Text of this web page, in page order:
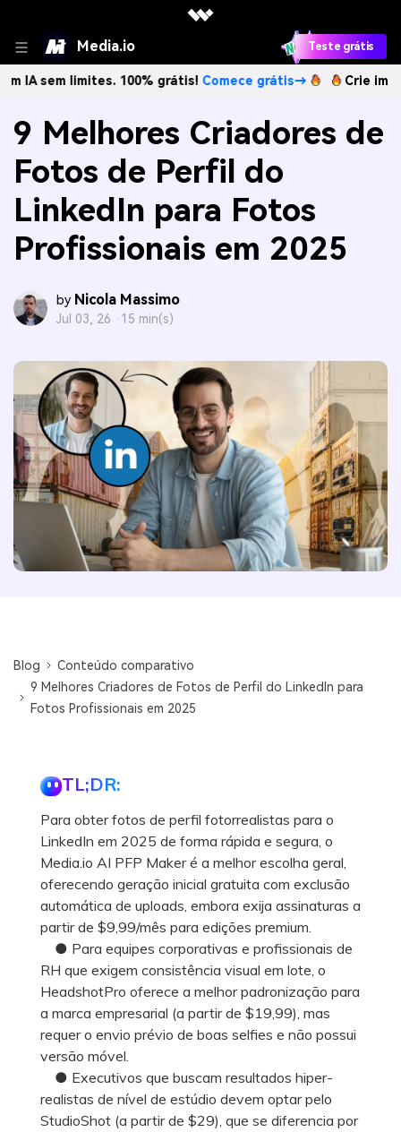
Media.io Teste grátis
limites. 100% grátis!Comece grátis→ Crie imagens com
9 Melhores Criadores de
Fotos de Perfil do
LinkedIn para Fotos
Profissionais em 2025
by Nicola Massimo
Jul 03, 26 · 15 min(s)
Blog
Conteúdo comparativo
9 Melhores Criadores de Fotos de Perfil do LinkedIn para
Fotos Profissionais em 2025
TL;DR:
Para obter fotos de perfil fotorrealistas para o
LinkedIn em 2025 de forma rápida e segura, o
Media.io AI PFP Maker é a melhor escolha geral,
oferecendo geração inicial gratuita com exclusão
automática de uploads, embora exija assinaturas a
partir de $9,99/mês para edições premium.
● Para equipes corporativas e profissionais de
RH que exigem consistência visual em lote, o
HeadshotPro oferece a melhor padronização para
a marca empresarial (a partir de $19,99), mas
requer o envio prévio de boas selfies e não possui
versão móvel.
● Executivos que buscam resultados hiper-
realistas de nível de estúdio devem optar pelo
StudioShot (a partir de $29), que se diferencia por